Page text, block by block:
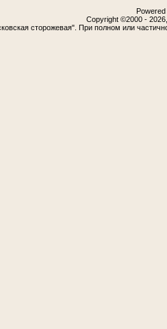
Copyright ©2000 -
сторожевая". При полном или